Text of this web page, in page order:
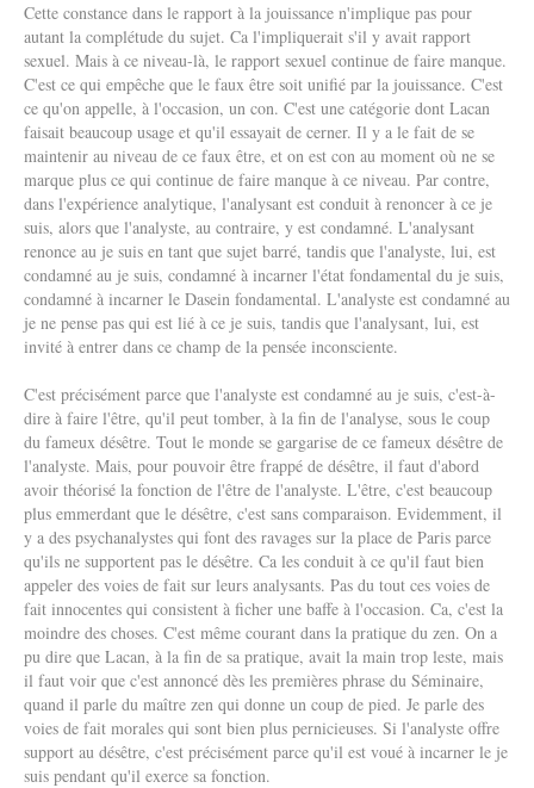
Cette constance dans le rapport à la jouissance n'implique pas pour
autant la complétude du sujet. Ca l'impliquerait s'il y avait rapport
sexuel. Mais à ce niveau-là, le rapport sexuel continue de faire manque.
C'est ce qui empêche que le faux être soit unifié par la jouissance. C'est
ce qu'on appelle, à l'occasion, un con. C'est une catégorie dont Lacan
faisait beaucoup usage et qu'il essayait de cerner. Il y a le fait de se
maintenir au niveau de ce faux être, et on est con au moment où ne se
marque plus ce qui continue de faire manque à ce niveau. Par contre,
dans l'expérience analytique, l'analysant est conduit à renoncer à ce je
suis, alors que l'analyste, au contraire, y est condamné. L'analysant
renonce au je suis en tant que sujet barré, tandis que l'analyste, lui, est
condamné au je suis, condamné à incarner l'état fondamental du je suis,
condamné à incarner le Dasein fondamental. L'analyste est condamné au
je ne pense pas qui est lié à ce je suis, tandis que l'analysant, lui, est
invité à entrer dans ce champ de la pensée inconsciente.
C'est précisément parce que l'analyste est condamné au je suis, c'est-à-
dire à faire l'être, qu'il peut tomber, à la fin de l'analyse, sous le coup
du fameux désêtre. Tout le monde se gargarise de ce fameux désêtre de
l'analyste. Mais, pour pouvoir être frappé de désêtre, il faut d'abord
avoir théorisé la fonction de l'être de l'analyste. L'être, c'est beaucoup
plus emmerdant que le désêtre, c'est sans comparaison. Evidemment, il
y a des psychanalystes qui font des ravages sur la place de Paris parce
qu'ils ne supportent pas le désêtre. Ca les conduit à ce qu'il faut bien
appeler des voies de fait sur leurs analysants. Pas du tout ces voies de
fait innocentes qui consistent à ficher une baffe à l'occasion. Ca, c'est la
moindre des choses. C'est même courant dans la pratique du zen. On a
pu dire que Lacan, à la fin de sa pratique, avait la main trop leste, mais
il faut voir que c'est annoncé dès les premières phrase du Séminaire,
quand il parle du maître zen qui donne un coup de pied. Je parle des
voies de fait morales qui sont bien plus pernicieuses. Si l'analyste offre
support au désêtre, c'est précisément parce qu'il est voué à incarner le je
suis pendant qu'il exerce sa fonction.